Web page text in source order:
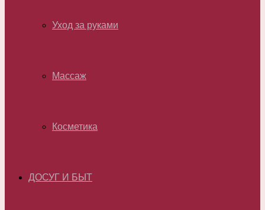
Уход за руками
Массаж
Косметика
ДОСУГ И БЫТ